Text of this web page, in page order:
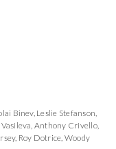
Binev, Leslie Stefanson,
, Anthony Crivello,
, Roy Dotrice, Woody